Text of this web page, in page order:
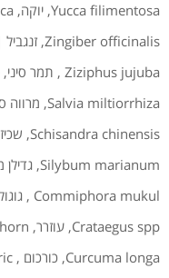
Yucca filimentosa
, יוקה,
Zingiber officinalis
,
Ziziphus jujuba
, תמר סיני,
Salvia miltiorrhiza
, מרווה
Schisandra chinensis
,
Silybum marianum
, גדילן
Commiphora mukul
,
Crataegus spp
, עוזרר,
Curcuma longa
, כורכום ,